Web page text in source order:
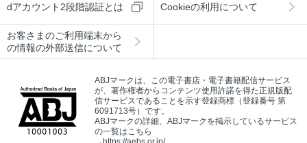
dアカウント2段階認証とは Cookieの利用について
お客さまのご利用端末から
の情報の外部送信について
ABJマークは、この電子書店・電子書籍配信サービス
が、著作権者からコンテンツ使用許諾を得た正規版配
信サービスであることを示す登録商標（登録番号 第
6091713号）です。
ABJマークの詳細、ABJマークを掲示しているサービス
の一覧はこちら